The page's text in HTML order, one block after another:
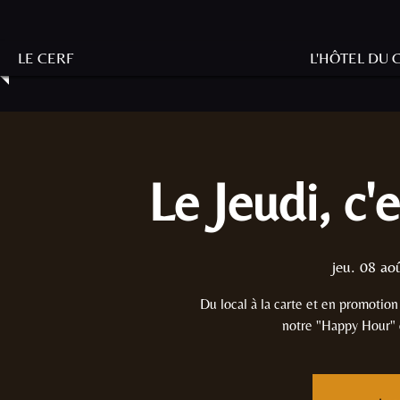
LE CERF L'HÔTEL DU
Le Jeudi,
jeu. 08
Du local à la carte et en
notre "Happy Hour"